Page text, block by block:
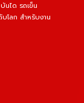
นได รถเข็น
โลก สำหรับงาน